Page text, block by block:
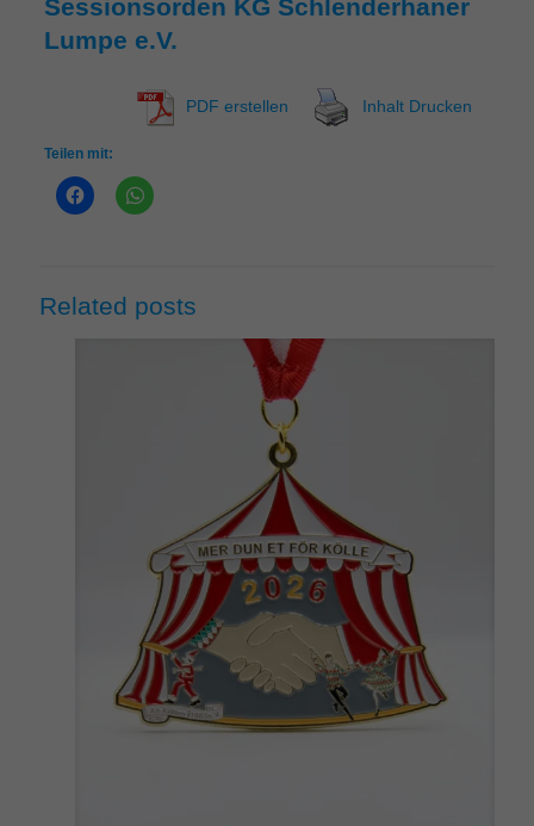
Sessionsorden KG Schlenderhaner
Lumpe e.V.
PDF erstellen Inhalt Drucken
Teilen mit:
Related posts